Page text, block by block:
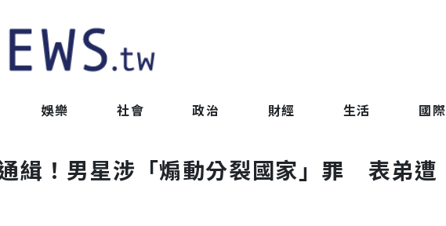
娛樂 社會 政治 財經 生活 國際
緝！男星涉「煽動分裂國家」罪 表弟遭